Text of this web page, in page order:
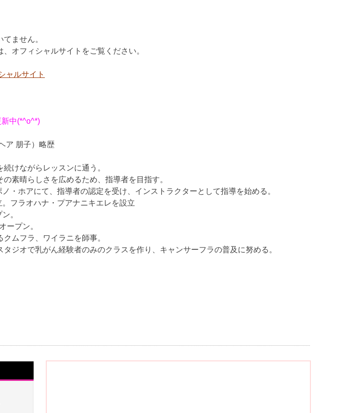
ません。
オフィシャルサイトをご覧ください。
ャルサイト
中(*^o^*)
ア 朋子）略歴
けながらレッスンに通う。
素晴らしさを広めるため、指導者を目指す。
・ホアにて、指導者の認定を受け、インストラクターとして指導を始める。
フラオハナ・プアナニキエレを設立
。
ープン。
ムフラ、ワイラニを師事。
ジオで乳がん経験者のみのクラスを作り、キャンサーフラの普及に努める。